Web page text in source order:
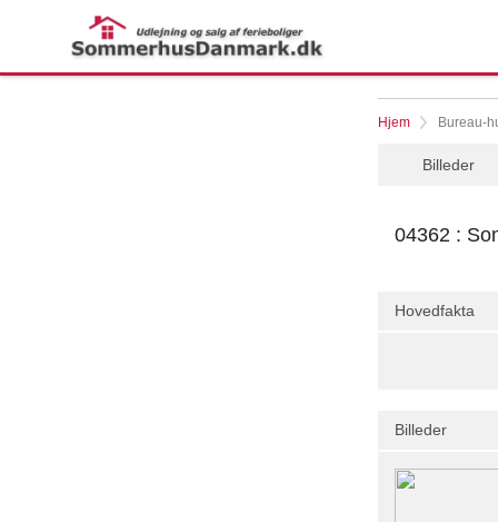
Hjem Bureau-
Billeder
04362 :
Hovedfakta
Billeder